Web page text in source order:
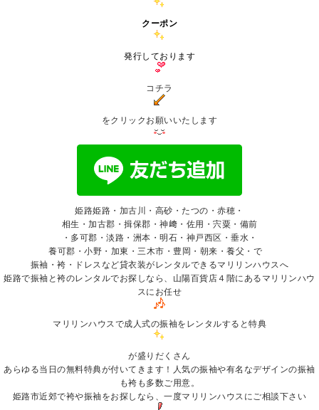
クーポン
発行しております
コチラ
をクリックお願いいたします
姫路姫路・加古川・高砂・たつの・赤穂・
相生・加古郡・揖保郡・神﨑・佐用・宍粟・備前
・多可郡・淡路・洲本・明石・神戸西区・垂水・
養可郡・小野・加東・三木市・豊岡・朝来・養父・で゙
振袖 ・袴・ドレスなど貸衣装がレンタルできるマリリンハウスへ
姫路で振袖と袴のレンタルでお探しなら、山陽百貨店４階にあるマリリンハウ
スにお任せ
マリリンハウスで成人式の振袖をレンタルすると特典
が盛りだくさん
あらゆる当日の無料特典が付いてきます！人気の振袖や有名なデザインの振袖
も袴も多数ご用意。
姫路市近郊で袴や振袖をお探しなら、一度マリリンハウスにご相談下さい